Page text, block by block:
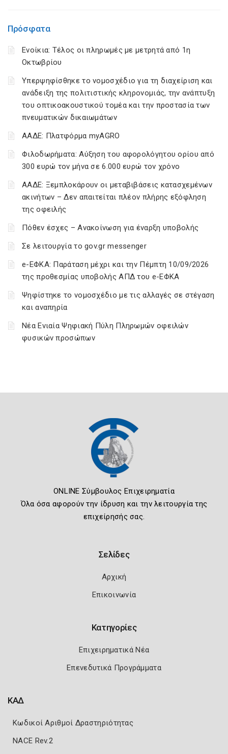
Πρόσφατα
Ενοίκια: Τέλος οι πληρωμές με μετρητά από 1η
Οκτωβρίου
Υπερψηφίσθηκε το νομοσχέδιο για τη διαχείριση και
ανάδειξη της πολιτιστικής κληρονομιάς, την ανάπτυξη
του οπτικοακουστικού τομέα και την προστασία των
πνευματικών δικαιωμάτων
ΑΑΔΕ: Πλατφόρμα myAGRO
Φιλοδωρήματα: Αύξηση του αφορολόγητου ορίου από
300 ευρώ τον μήνα σε 6.000 ευρώ τον χρόνο
ΑΑΔΕ: Ξεμπλοκάρουν οι μεταβιβάσεις κατασχεμένων
ακινήτων – Δεν απαιτείται πλέον πλήρης εξόφληση
της οφειλής
Πόθεν έσχες – Ανακοίνωση για έναρξη υποβολής
Σε λειτουργία το gov.gr messenger
e-ΕΦΚΑ: Παράταση μέχρι και την Πέμπτη 10/09/2026
της προθεσμίας υποβολής ΑΠΔ του e-ΕΦΚΑ
Ψηφίστηκε το νομοσχέδιο με τις αλλαγές σε στέγαση
και αναπηρία
Νέα Ενιαία Ψηφιακή Πύλη Πληρωμών οφειλών
φυσικών προσώπων
ONLINE Σύμβουλος Επιχειρηματία
Όλα όσα αφορούν την ίδρυση και την λειτουργία της
επιχείρησής σας.
Σελίδες
Αρχική
Επικοινωνία
Κατηγορίες
Επιχειρηματικά Νέα
Επενεδυτικά Προγράμματα
ΚΑΔ
Κωδικοί Αριθμοί Δραστηριότητας
NACE Rev.2